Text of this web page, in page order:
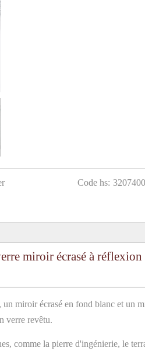
Code hs:
miroir écrasé à
miroir écrasé en fond blanc et un
verre revêtu.
comme la pierre d'ingénierie, le